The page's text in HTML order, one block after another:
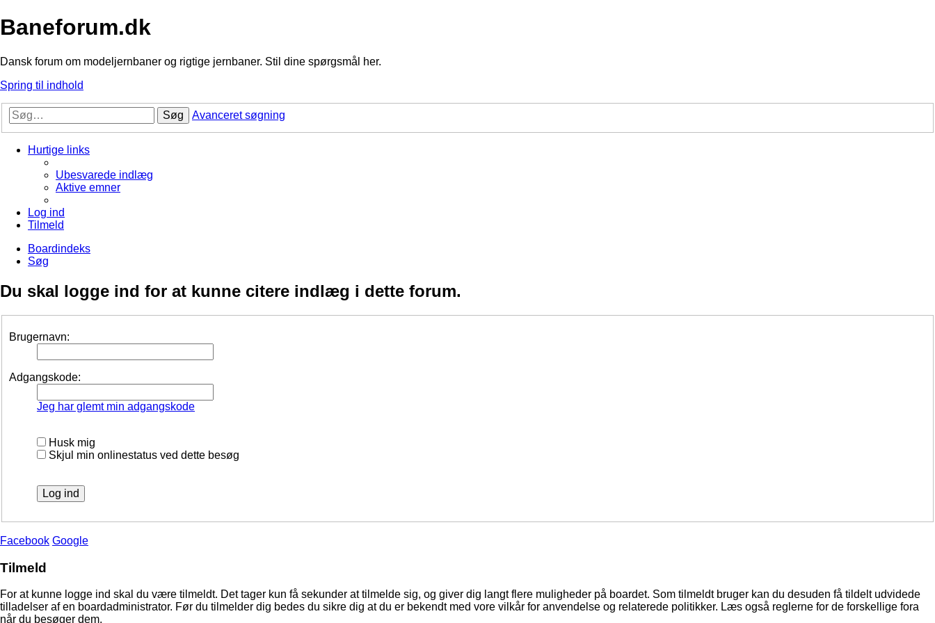
Baneforum.dk
Dansk forum om modeljernbaner og rigtige jernbaner. Stil dine spørgsmål her.
Spring til indhold
Søg Avanceret søgning
Hurtige links
Ubesvarede indlæg
Aktive emner
Log ind
Tilmeld
Boardindeks
Søg
Du skal logge ind for at kunne citere indlæg i dette forum.
Brugernavn:
Adgangskode:
Jeg har glemt min adgangskode
Husk mig
Skjul min onlinestatus ved dette besøg
Facebook Google
Tilmeld
For at kunne logge ind skal du være tilmeldt. Det tager kun få sekunder at tilmelde sig, og giver dig langt flere muligheder på boardet. Som tilmeldt bruger kan du desuden få tildelt udvidede
tilladelser af en boardadministrator. Før du tilmelder dig bedes du sikre dig at du er bekendt med vore vilkår for anvendelse og relaterede politikker. Læs også reglerne for de forskellige fora
når du besøger dem.